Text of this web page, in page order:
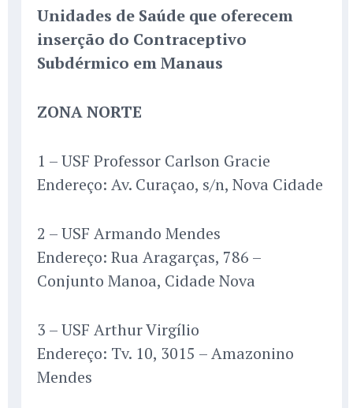
Unidades de Saúde que oferecem
inserção do Contraceptivo
Subdérmico em Manaus
ZONA NORTE
1 – USF Professor Carlson Gracie
Endereço: Av. Curaçao, s/n, Nova Cidade
2 – USF Armando Mendes
Endereço: Rua Aragarças, 786 –
Conjunto Manoa, Cidade Nova
3 – USF Arthur Virgílio
Endereço: Tv. 10, 3015 – Amazonino
Mendes